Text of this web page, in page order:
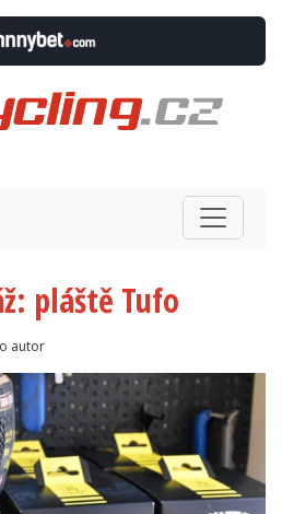
pláště Tufo
autor